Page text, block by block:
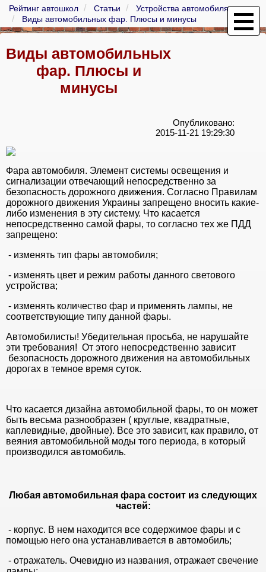
Рейтинг автошкол Статьи
Устройства автомобиля
Виды автомобильных фар. Плюсы и минусы
Виды автомобильных
фар. Плюсы и
минусы
Опубликовано:
2015-11-21 19:29:30
Фара автомобиля. Элемент системы освещения и
сигнализации отвечающий непосредственно за
безопасность дорожного движения. Согласно Правилам
дорожного движения Украины запрещено вносить какие-
либо изменения в эту систему. Что касается
непосредственно самой фары, то согласно тех же ПДД
запрещено:
- изменять тип фары автомобиля;
- изменять цвет и режим работы данного светового
устройства;
- изменять количество фар и применять лампы, не
соответствующие типу данной фары.
Автомобилисты! Убедительная просьба, не нарушайте
эти требования! От этого непосредственно зависит
безопасность дорожного движения на автомобильных
дорогах в темное время суток.
Что касается дизайна автомобильной фары, то он может
быть весьма разнообразен ( круглые, квадратные,
каплевидные, двойные). Все это зависит, как правило, от
веяния автомобильной моды того периода, в который
производился автомобиль.
Любая автомобильная фара состоит из следующих
частей:
- корпус. В нем находится все содержимое фары и с
помощью него она устанавливается в автомобиль;
- отражатель. Очевидно из названия, отражает свечение